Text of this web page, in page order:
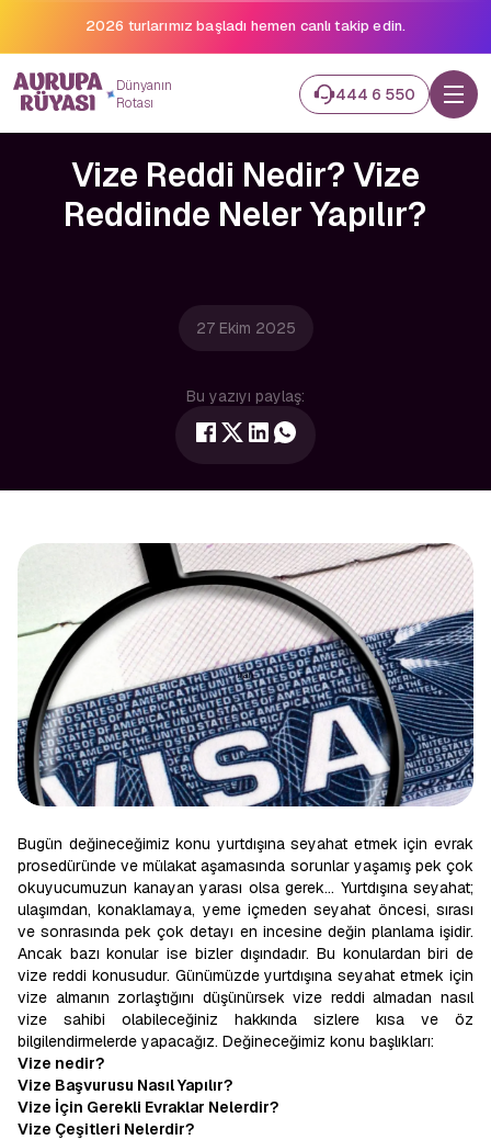
Binlerce gezginin hayali gerçek oluyor.
Dünyanın
Rotası
444 6 550
Vize Reddi Nedir? Vize
Reddinde Neler Yapılır?
27 Ekim 2025
Bu yazıyı paylaş:
Bugün değineceğimiz konu yurtdışına seyahat etmek için evrak
prosedüründe ve mülakat aşamasında sorunlar yaşamış pek çok
okuyucumuzun kanayan yarası olsa gerek… Yurtdışına seyahat;
ulaşımdan, konaklamaya, yeme içmeden seyahat öncesi, sırası
ve sonrasında pek çok detayı en incesine değin planlama işidir.
Ancak bazı konular ise bizler dışındadır. Bu konulardan biri de
vize reddi konusudur. Günümüzde yurtdışına seyahat etmek için
vize almanın zorlaştığını düşünürsek vize reddi almadan nasıl
vize sahibi olabileceğiniz hakkında sizlere kısa ve öz
bilgilendirmelerde yapacağız. Değineceğimiz konu başlıkları:
Vize nedir?
Vize Başvurusu Nasıl Yapılır?
Vize İçin Gerekli Evraklar Nelerdir?
Vize Çeşitleri Nelerdir?